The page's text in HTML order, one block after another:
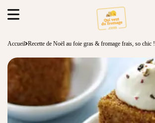
Accueil Recette de Noël au foie gras & fromage frais, so chic !